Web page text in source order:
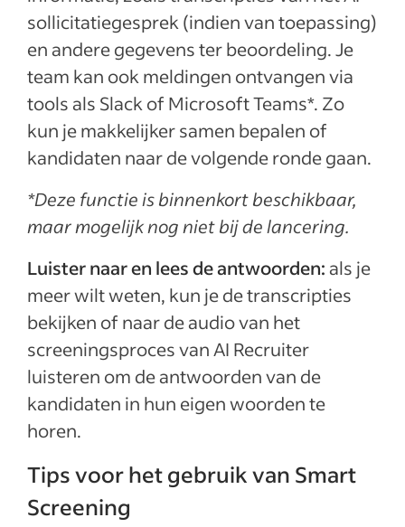
sollicitatiegesprek (indien van toepassing)
en andere gegevens ter beoordeling. Je
team kan ook meldingen ontvangen via
tools als Slack of Microsoft Teams*. Zo
kun je makkelijker samen bepalen of
kandidaten naar de volgende ronde gaan.
*Deze functie is binnenkort beschikbaar,
maar mogelijk nog niet bij de lancering.
Luister naar en lees de antwoorden: als je
meer wilt weten, kun je de transcripties
bekijken of naar de audio van het
screeningsproces van AI Recruiter
luisteren om de antwoorden van de
kandidaten in hun eigen woorden te
horen.
Tips voor het gebruik van Smart
Screening